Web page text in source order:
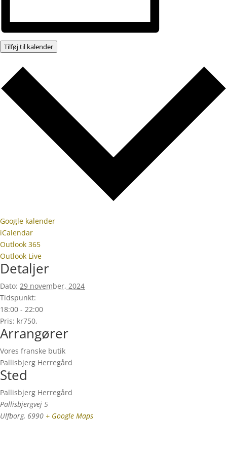
Tilføj til kalender
Google kalender
iCalendar
Outlook 365
Outlook Live
Detaljer
Dato: 29 november, 2024
Tidspunkt:
18:00 - 22:00
Pris: kr750,
Arrangører
Vores franske butik
Pallisbjerg Herregård
Sted
Pallisbjerg Herregård
Pallisbjergvej 5
Ulfborg, 6990 + Google Maps